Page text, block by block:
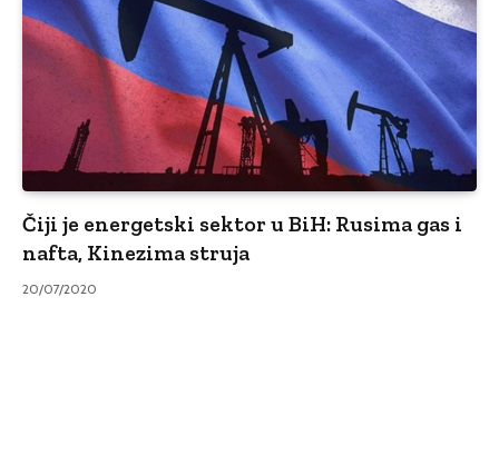
Čiji je energetski sektor u BiH: Rusima gas i
nafta, Kinezima struja
20/07/2020